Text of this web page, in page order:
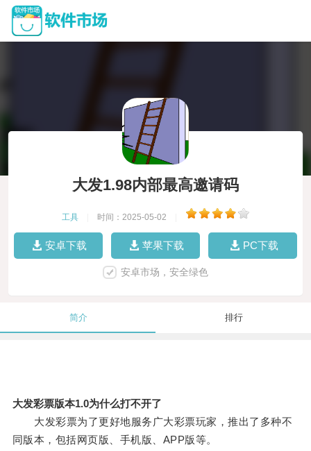
大发1.98内部最高邀请码
工具 时间：2025-05-02
安卓下载 苹果下载 PC下载
安卓市场，安全绿色
简介 排行
大发彩票版本1.0为什么打不开了
大发彩票为了更好地服务广大彩票玩家，推出了多种不
同版本，包括网页版、手机版、APP版等。